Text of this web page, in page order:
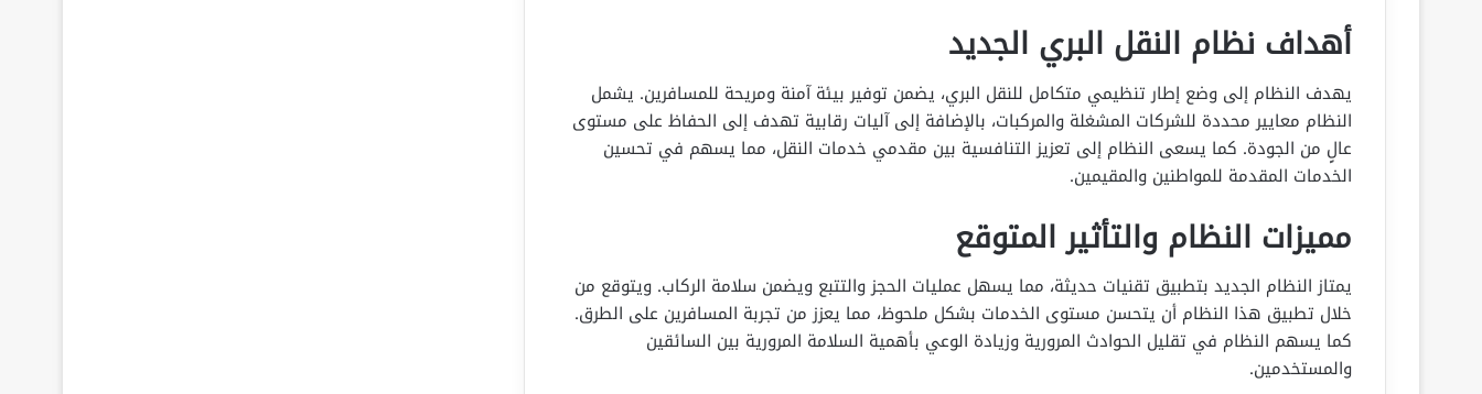
أهداف نظام النقل البري الجديد
يهدف النظام إلى وضع إطار تنظيمي متكامل للنقل البري، يضمن توفير بيئة آمنة ومريحة للمسافرين. يشمل
النظام معايير محددة للشركات المشغلة والمركبات، بالإضافة إلى آليات رقابية تهدف إلى الحفاظ على مستوى
عالٍ من الجودة. كما يسعى النظام إلى تعزيز التنافسية بين مقدمي خدمات النقل، مما يسهم في تحسين
الخدمات المقدمة للمواطنين والمقيمين.
مميزات النظام والتأثير المتوقع
يمتاز النظام الجديد بتطبيق تقنيات حديثة، مما يسهل عمليات الحجز والتتبع ويضمن سلامة الركاب. ويتوقع من
خلال تطبيق هذا النظام أن يتحسن مستوى الخدمات بشكل ملحوظ، مما يعزز من تجربة المسافرين على الطرق.
كما يسهم النظام في تقليل الحوادث المرورية وزيادة الوعي بأهمية السلامة المرورية بين السائقين
والمستخدمين.